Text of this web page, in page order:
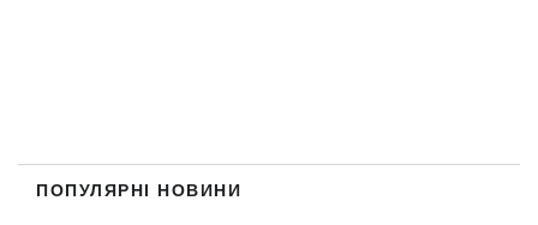
ПОПУЛЯРНІ НОВИНИ